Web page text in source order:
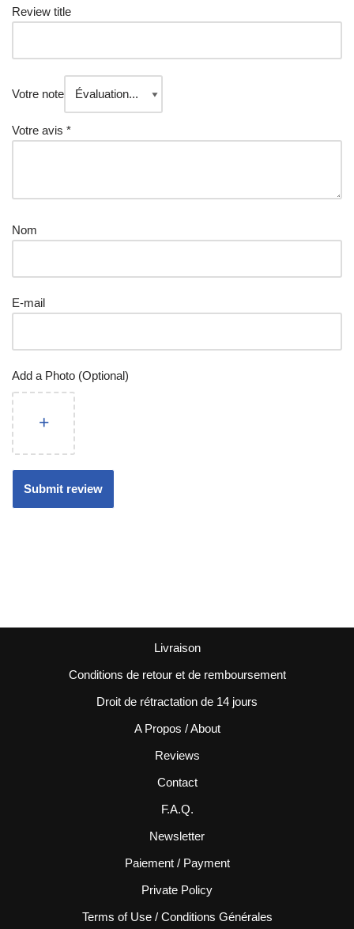
Review title
Votre note
Votre avis *
Nom
E-mail
Add a Photo (Optional)
Livraison
Conditions de retour et de remboursement
Droit de rétractation de 14 jours
A Propos / About
Reviews
Contact
F.A.Q.
Newsletter
Paiement / Payment
Private Policy
Terms of Use / Conditions Générales